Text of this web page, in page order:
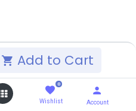
Add to Cart
0
Wishlist Account
al carrito